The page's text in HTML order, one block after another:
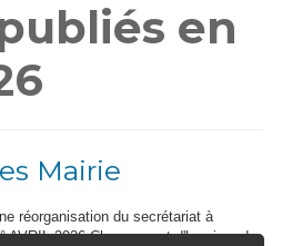
en
Mairie
réorganisation du secrétariat à
AVRIL 2026 Changement d'horaires de